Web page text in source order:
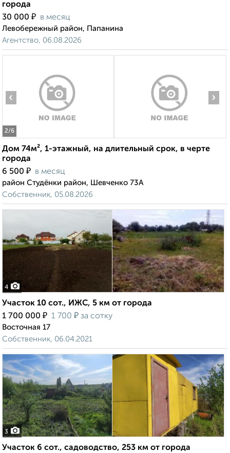
города
30 000 ₽ в месяц
Левобережный район, Папанина
Агентство, 06.08.2026
2/6
‹ ›
Дом 74м², 1-этажный, на длительный срок, в черте
города
6 500 ₽ в месяц
район Студёнки район, Шевченко 73А
Собственник, 05.08.2026
4
Участок 10 сот., ИЖС, 5 км от города
1 700 000 ₽ 1 700 ₽ за сотку
Восточная 17
Собственник, 06.04.2021
3
Участок 6 сот., садоводство, 253 км от города